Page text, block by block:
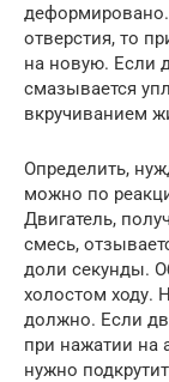
деформировано.
отверстия, то
на новую. Если
смазывается
вкручиванием
Определить,
можно по
Двигатель,
смесь,
доли секунды.
холостом ходу.
должно. Если
при нажатии на
нужно